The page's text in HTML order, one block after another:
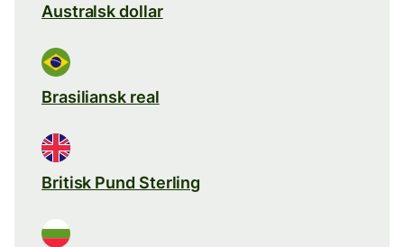
Australsk dollar
Brasiliansk real
Britisk Pund Sterling